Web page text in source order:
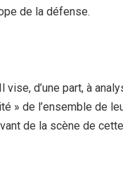
de la défense.
vise, d’une part, à
» de l’ensemble
de la scène de